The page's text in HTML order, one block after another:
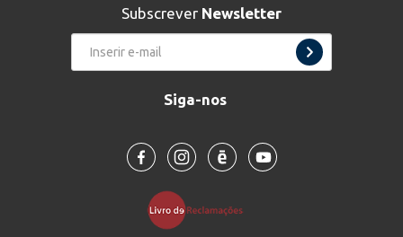
Subscrever Newsletter
Siga-nos